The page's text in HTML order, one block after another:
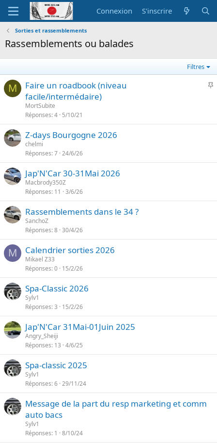
Connexion S'inscrire
Sorties et rassemblements
Rassemblements ou balades
Filtres
M
I
r
t
Faire un roadbook (niveau
facile/intermédaire)
MortSubite
Réponses 4 5/10/21
Z-days Bourgogne 2026
chelmi
Réponses 7 24/6/26
Jap'N'Car 30-31Mai 2026
Macbrody350Z
Réponses 11 3/6/26
Rassemblements dans le 34 ?
SanchoZ
Réponses 8 30/4/26
M Calendrier sorties 2026
Mikael Z33
Réponses 0 15/2/26
Spa-Classic 2026
Sylv1
Réponses 3 15/2/26
Jap'N'Car 31Mai-01Juin 2025
Angry_Sheiji
Réponses 13 4/6/25
Spa-classic 2025
Sylv1
Réponses 6 29/11/24
Message de la part du resp marketing et comm
auto bacs
Sylv1
Réponses 1 8/10/24